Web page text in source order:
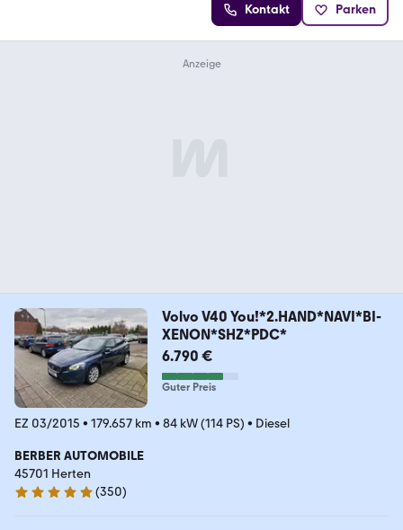
Kontakt Parken
Volvo V40 You!*2.HAND*NAVI*BI-
XENON*SHZ*PDC*
6.790 €
Guter Preis
EZ 03/2015 • 179.657 km • 84 kW (114 PS) • Diesel
BERBER AUTOMOBILE
45701 Herten
4.9 Sterne
(350)